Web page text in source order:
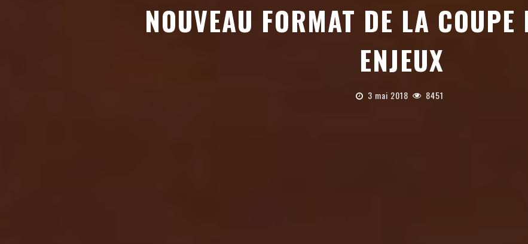
NOUVEAU FORMAT DE LA
ENJEUX
3 mai 2018 8451